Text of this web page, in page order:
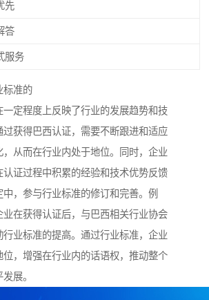
先
答
服务
标准的
一定程度上反映了行业的发展趋势和技
过获得巴西认证，需要不断跟进和适应
，从而在行业内处于地位。同时，企业
认证过程中积累的经验和技术优势反馈
中，参与行业标准的修订和完善。例
业在获得认证后，与巴西相关行业协会
行业标准的提高。通过行业标准，企业
位，增强在行业内的话语权，推动整个
展。